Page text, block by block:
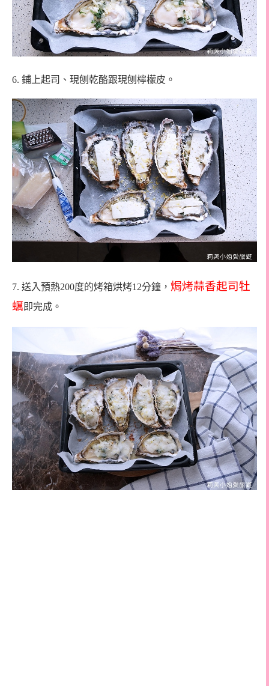
6. 鋪上起司、現刨乾酪跟現刨檸檬皮。
7. 送入預熱200度的烤箱烘烤12分鐘， 焗烤蒜香起司牡
蠣 即完成。